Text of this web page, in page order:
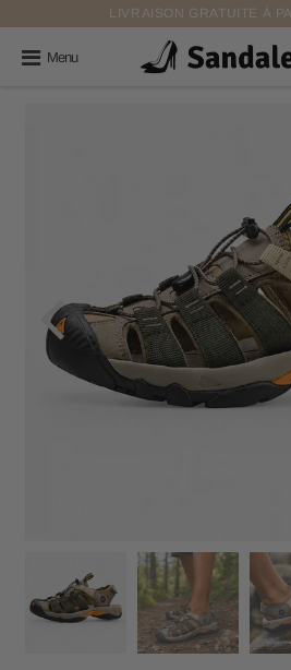
LIVRAISON GRATUITE À
Menu